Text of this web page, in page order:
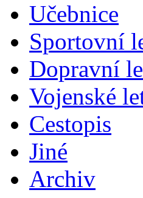
Učebnice
Sportovní
Dopravní
Vojenské
Cestopis
Jiné
Archiv